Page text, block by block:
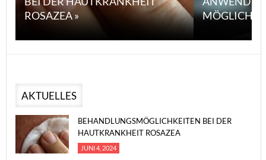
ROSAZEA »
MÖGLICHE
AKTUELLES
BEHANDLUNGSMÖGLICHKEITEN BEI DER
HAUTKRANKHEIT ROSAZEA
JUNI 4, 2024